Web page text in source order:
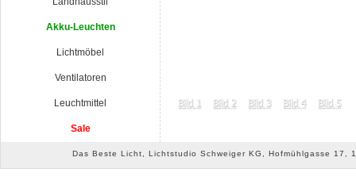
Akku-Leuchten
Lichtmöbel
Ventilatoren
Leuchtmittel
Sale
Das Beste Licht, Lichtstudio Schweiger KG, Hofmühlgasse